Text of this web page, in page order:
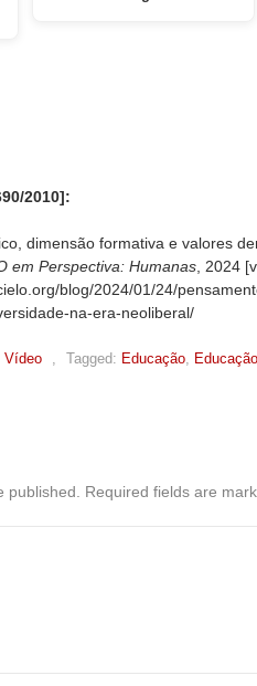
2010]:
dimensão formativa e valores
em Perspectiva: Humanas , 2024
blog/2024/01/24/
na-era-neoliberal/
Vídeo Tagged: Educação
published. Required fields are